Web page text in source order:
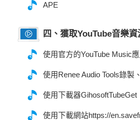
APE
四、獲取YouTube音樂
使用官方的YouTube Music
使用Renee Audio Tools錄製
使用下載器GihosoftTubeGet
使用下載網站https://